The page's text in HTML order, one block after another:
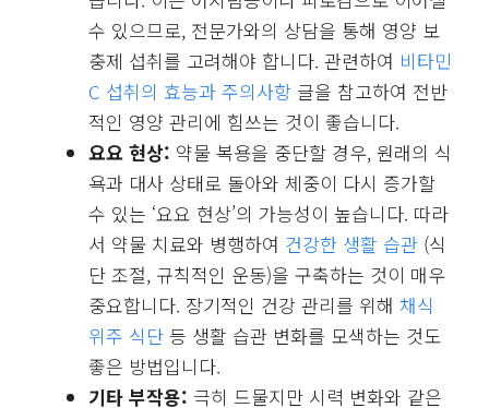
수 있으므로, 전문가와의 상담을 통해 영양 보
충제 섭취를 고려해야 합니다. 관련하여 비타민
C 섭취의 효능과 주의사항 글을 참고하여 전반
적인 영양 관리에 힘쓰는 것이 좋습니다.
요요 현상: 약물 복용을 중단할 경우, 원래의 식
욕과 대사 상태로 돌아와 체중이 다시 증가할
수 있는 ‘요요 현상’의 가능성이 높습니다. 따라
서 약물 치료와 병행하여 건강한 생활 습관 (식
단 조절, 규칙적인 운동)을 구축하는 것이 매우
중요합니다. 장기적인 건강 관리를 위해 채식
위주 식단 등 생활 습관 변화를 모색하는 것도
좋은 방법입니다.
기타 부작용: 극히 드물지만 시력 변화와 같은